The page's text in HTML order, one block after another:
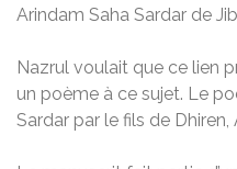
Arindam Saha Sardar de
Nazrul voulait que ce lien
un poème à ce sujet. Le
Sardar par le fils de Dhiren,